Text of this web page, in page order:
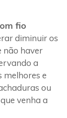
fio
diminuir os
não haver
a
melhores e
ou
venha a